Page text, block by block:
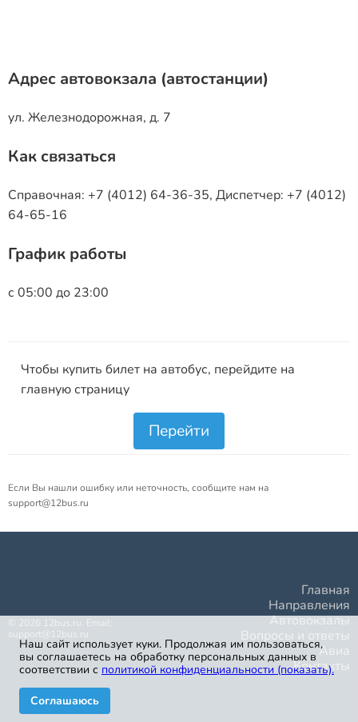
Адрес автовокзала (автостанции)
ул. Железнодорожная, д. 7
Как связаться
Справочная: +7 (4012) 64-36-35, Диспетчер: +7 (4012)
64-65-16
График работы
с 05:00 до 23:00
Чтобы купить билет на автобус, перейдите на
главную страницу
Перейти
Если Вы нашли ошибку или неточность, сообщите нам на
support@12bus.ru
© 2026 12bus.ru. Email:
support@12bus.ru
Главная
Направления
Автовокзалы
Вопросы и ответы
Авиа
Контакты
Наш сайт использует куки. Продолжая им пользоваться,
вы соглашаетесь на обработку персональных данных в
соответствии с политикой конфиденциальности (показать).
Соглашаюсь